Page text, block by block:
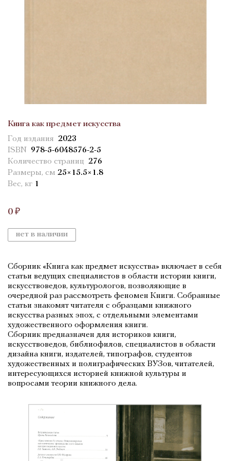
Книга как предмет искусства
Год издания 2023
ISBN 978-5-6048576-2-5
Количество страниц 276
Размеры, см 25×15.5×1.8
Вес, кг 1
0 ₽
нет в наличии
Сборник «Книга как предмет искусства» включает в себя
статьи ведущих специалистов в области истории книги,
искусствоведов, культурологов, позволяющие в
очередной раз рассмотреть феномен Книги. Собранные
статьи знакомят читателя с образцами книжного
искусства разных эпох, с отдельными элементами
художественного оформления книги.
Сборник предназначен для историков книги,
искусствоведов, библиофилов, специалистов в области
дизайна книги, издателей, типографов, студентов
художественных и полиграфических ВУЗов, читателей,
интересующихся историей книжной культуры и
вопросами теории книжного дела.